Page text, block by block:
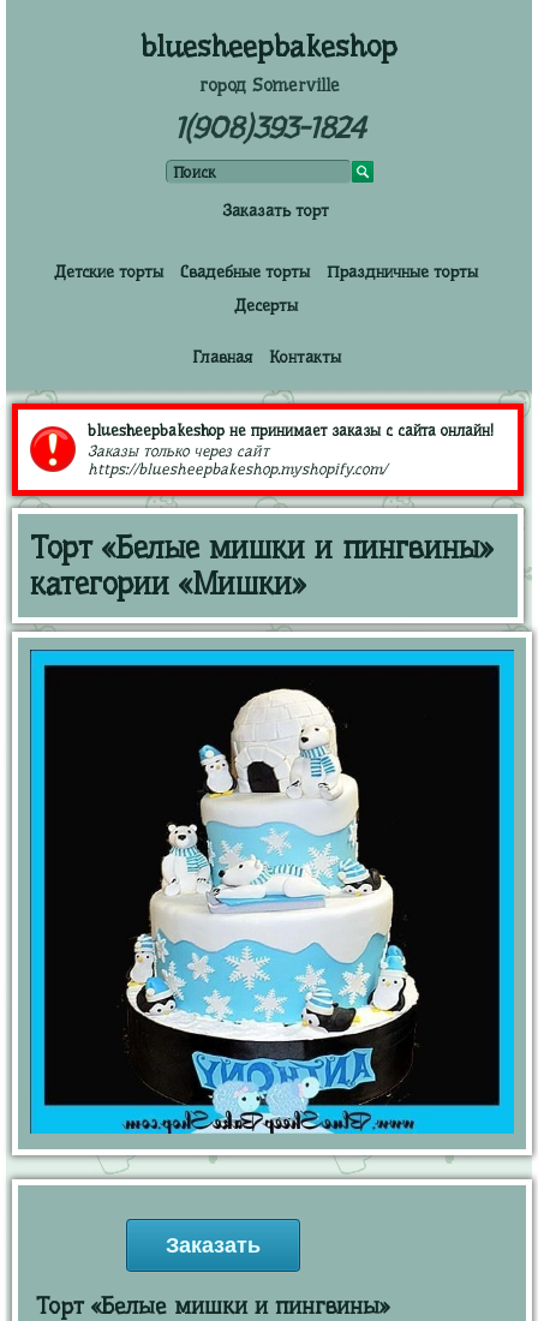
bluesheepbakeshop
город Somerville
1(908)393-1824
Заказать торт
Детские торты Свадебные торты
Праздничные торты
Десерты
Главная Контакты
bluesheepbakeshop не принимает заказы с сайта онлайн!
Заказы только через сайт
https://bluesheepbakeshop.myshopify.com/
Торт «Белые мишки и пингвины»
категории «Мишки»
Заказать
Торт «Белые мишки и пингвины»